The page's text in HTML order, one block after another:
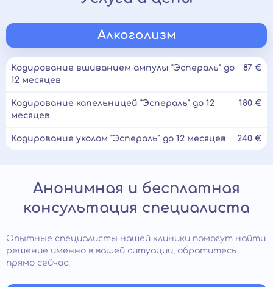
Алкоголизм
Кодирование вшиванием ампулы "Эспераль" до
12 месяцев
87 €
Кодирование капельницей "Эспераль" до 12
месяцев
180 €
Кодирование уколом "Эспераль" до 12 месяцев 240 €
Анонимная и бесплатная
консультация специалиста
Опытные специалисты нашей клиники помогут найти
решение именно в вашей ситуации, обратитесь
прямо сейчас!